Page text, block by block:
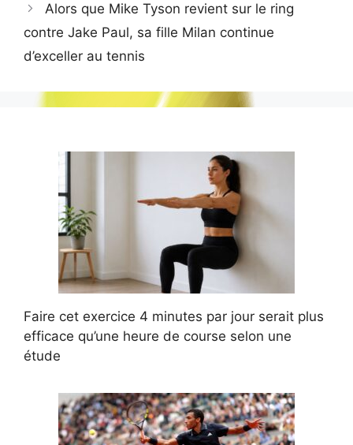
Alors que Mike Tyson revient sur le ring
contre Jake Paul, sa fille Milan continue
d’exceller au tennis
Faire cet exercice 4 minutes par jour serait plus
efficace qu’une heure de course selon une
étude